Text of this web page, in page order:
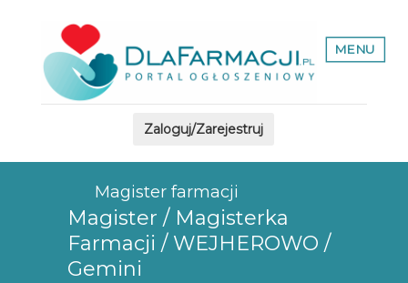
MENU
Zaloguj/Zarejestruj
Magister farmacji
Magister / Magisterka
Farmacji / WEJHEROWO /
Gemini